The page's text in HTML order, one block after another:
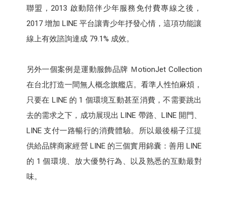
聯盟，2013 啟動陪伴少年服務免付費專線之後，
2017 增加 LINE 平台讓青少年抒發心情，這項功能讓
線上有效諮詢達成 79.1% 成效。
另外一個案例是運動服飾品牌 ＭotionJet Collection
在台北打造一間無人概念旗艦店。看準人性怕麻煩，
只要在 LINE 的 1 個環境互動甚至消費，不需要跳出
去的需求之下，成功展現出 LINE 帶路、LINE 開門、
LINE 支付一路暢行的消費體驗。所以最後楊子江提
供給品牌商家經營 LINE 的三個實用錦囊：善用 LINE
的 1 個環境、放大優勢行為、以及熟悉的互動最對
味。